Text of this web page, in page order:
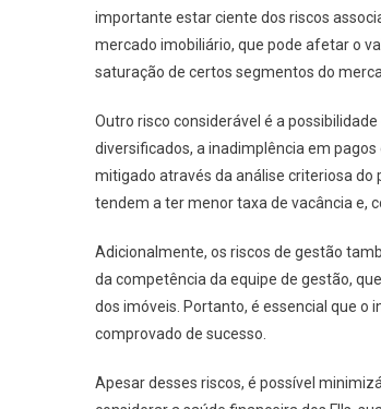
importante estar ciente dos riscos
mercado imobiliário, que pode afetar o
saturação de certos segmentos do
Outro risco considerável é a
diversificados, a inadimplência em
mitigado através da análise criteriosa do
tendem a ter menor taxa de vacância e,
Adicionalmente, os riscos de gestão
da competência da equipe de gestão,
dos imóveis. Portanto, é essencial que o
comprovado de sucesso.
Apesar desses riscos, é possível